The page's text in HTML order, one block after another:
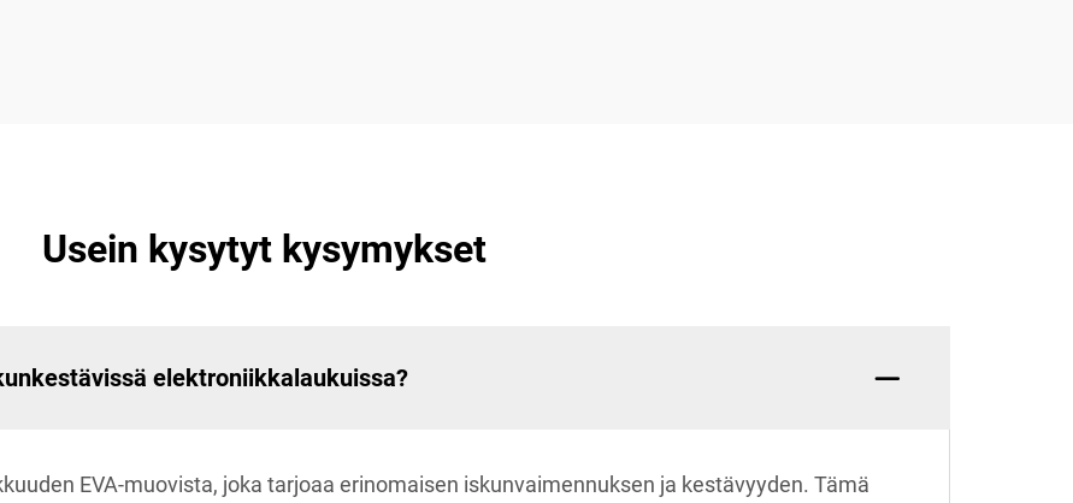
Usein kysytyt kysymykset
elektroniikkalaukuissa?
EVA-muovista, joka tarjoaa erinomaisen iskunvaimennuksen ja kestävyyden. Tämä